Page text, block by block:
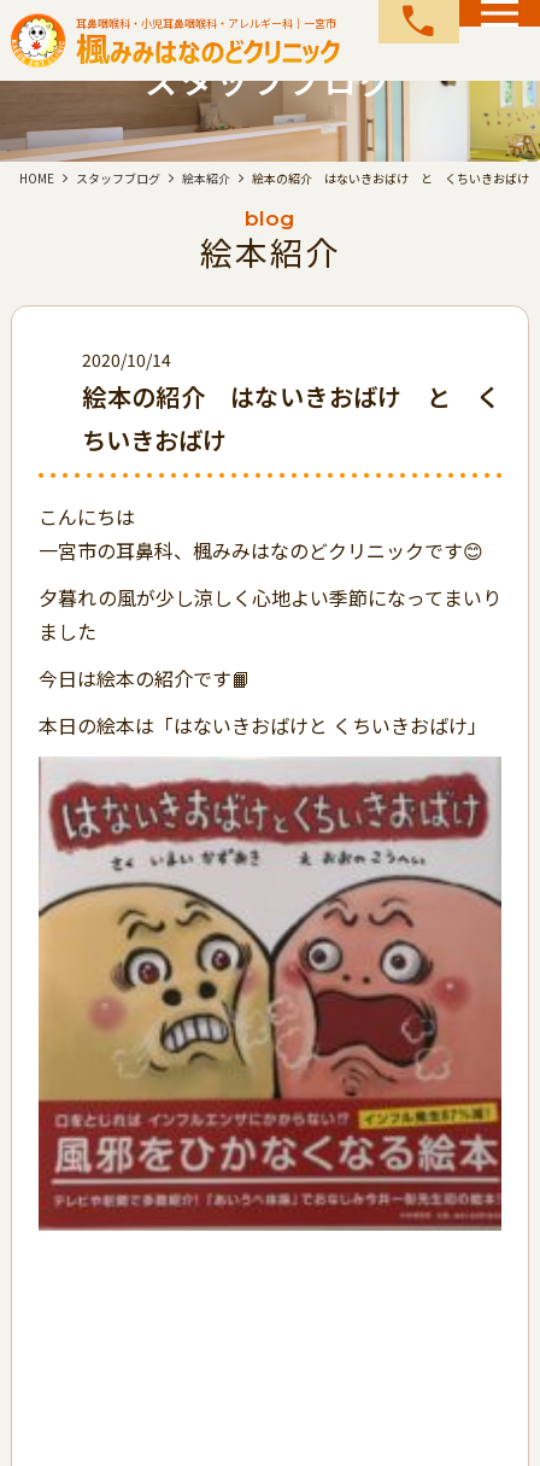
耳鼻咽喉科・小児耳鼻咽喉科・アレルギー科｜一宮市 call
スタッフブログ
HOME スタッフブログ 絵本紹介 絵本の紹介 はないきおばけ と くちいきおばけ
blog
絵本紹介
2020/10/14
絵本の紹介 はないきおばけ と く
ちいきおばけ
こんにちは
一宮市の耳鼻科、楓みみはなのどクリニックです😊
夕暮れの風が少し涼しく心地よい季節になってまいり
ました
今日は絵本の紹介です📙
本日の絵本は「はないきおばけと くちいきおばけ」